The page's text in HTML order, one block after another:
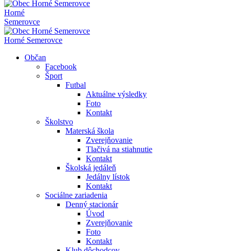
Horné
Semerovce
Horné Semerovce
Občan
Facebook
Šport
Futbal
Aktuálne výsledky
Foto
Kontakt
Školstvo
Materská škola
Zverejňovanie
Tlačivá na stiahnutie
Kontakt
Školská jedáleň
Jedálny lístok
Kontakt
Sociálne zariadenia
Denný stacionár
Úvod
Zverejňovanie
Foto
Kontakt